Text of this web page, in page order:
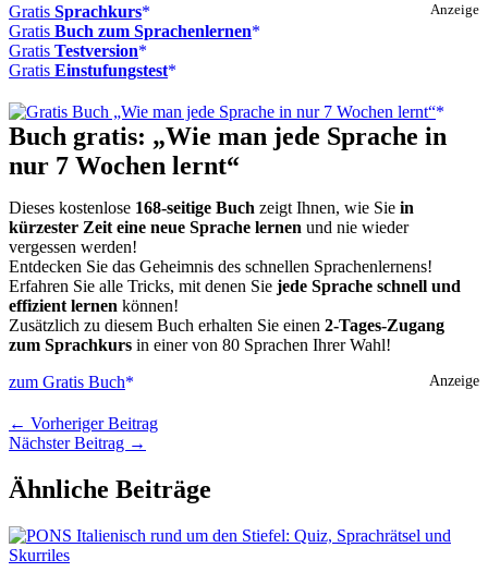
Anzeige
Gratis Sprachkurs
Gratis Buch zum Sprachenlernen
Gratis Testversion
Gratis Einstufungstest
Buch gratis: „Wie man jede Sprache in
nur 7 Wochen lernt“
Dieses kostenlose 168-seitige Buch zeigt Ihnen, wie Sie in
kürzester Zeit eine neue Sprache lernen und nie wieder
vergessen werden!
Entdecken Sie das Geheimnis des schnellen Sprachenlernens!
Erfahren Sie alle Tricks, mit denen Sie jede Sprache schnell und
effizient lernen können!
Zusätzlich zu diesem Buch erhalten Sie einen 2-Tages-Zugang
zum Sprachkurs in einer von 80 Sprachen Ihrer Wahl!
Anzeige
zum Gratis Buch
← Vorheriger Beitrag
Nächster Beitrag →
Ähnliche Beiträge